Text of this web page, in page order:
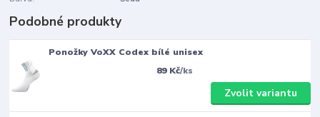
Podobné produkty
Ponožky VoXX Codex bílé unisex
89 Kč/ks
Zvolit variantu